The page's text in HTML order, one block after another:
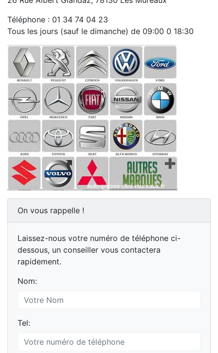
Téléphone : 01 34 74 04 23
Tous les jours (sauf le dimanche) de 09:00 0 18:30
On vous rappelle !
Laissez-nous votre numéro de téléphone ci-
dessous, un conseiller vous contactera
rapidement.
Nom:
Tel: